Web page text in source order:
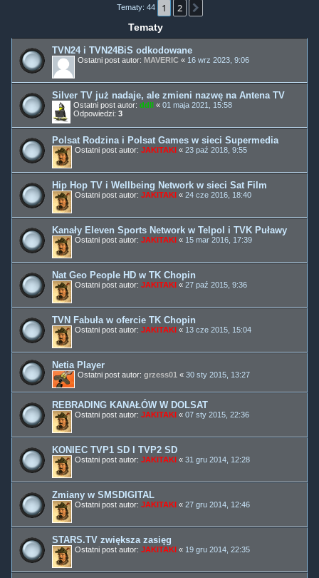
Tematy: 44 1 2
Tematy
TVN24 i TVN24BiS odkodowane
Ostatni post autor: MAVERIC « 16 wrz 2023, 9:06
Silver TV już nadaje, ale zmieni nazwę na Antena TV
Ostatni post autor: ddll « 01 maja 2021, 15:58
Odpowiedzi: 3
Polsat Rodzina i Polsat Games w sieci Supermedia
Ostatni post autor: JAKITAKI « 23 paź 2018, 9:55
Hip Hop TV i Wellbeing Network w sieci Sat Film
Ostatni post autor: JAKITAKI « 24 cze 2016, 18:40
Kanały Eleven Sports Network w Telpol i TVK Puławy
Ostatni post autor: JAKITAKI « 15 mar 2016, 17:39
Nat Geo People HD w TK Chopin
Ostatni post autor: JAKITAKI « 27 paź 2015, 9:36
TVN Fabuła w ofercie TK Chopin
Ostatni post autor: JAKITAKI « 13 cze 2015, 15:04
Netia Player
Ostatni post autor: grzess01 « 30 sty 2015, 13:27
REBRADING KANAŁÓW W DOLSAT
Ostatni post autor: JAKITAKI « 07 sty 2015, 22:36
KONIEC TVP1 SD I TVP2 SD
Ostatni post autor: JAKITAKI « 31 gru 2014, 12:28
Zmiany w SMSDIGITAL
Ostatni post autor: JAKITAKI « 27 gru 2014, 12:46
STARS.TV zwiększa zasięg
Ostatni post autor: JAKITAKI « 19 gru 2014, 22:35